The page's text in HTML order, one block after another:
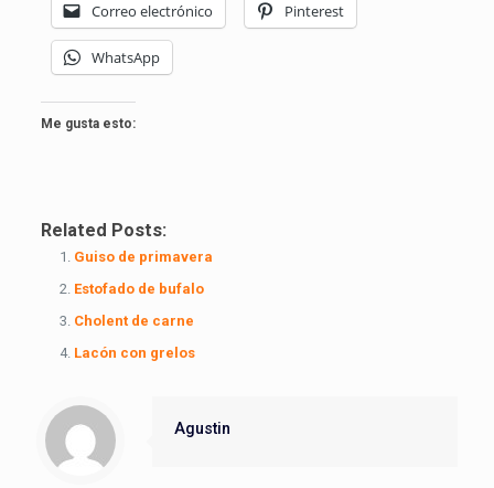
Correo electrónico Pinterest
WhatsApp
Me gusta esto:
Related Posts:
Guiso de primavera
Estofado de bufalo
Cholent de carne
Lacón con grelos
Agustin